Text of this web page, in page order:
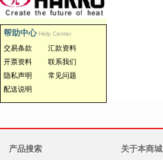
帮助中心 Help Center
交易条款
汇款资料
开票资料
联系我们
隐私声明
常见问题
配送说明
产品搜索 关于本商城